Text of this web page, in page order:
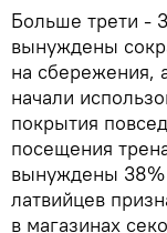
Больше трети -
вынуждены
на сбережения,
начали
покрытия
посещения
вынуждены 38%
латвийцев
в магазинах